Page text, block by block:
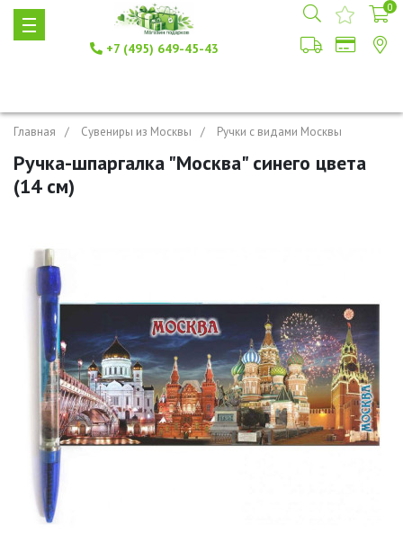
+7 (495) 649-45-43
0
Главная Сувениры из Москвы Ручки с видами Москвы
Ручка-шпаргалка "Москва" синего цвета
(14 см)